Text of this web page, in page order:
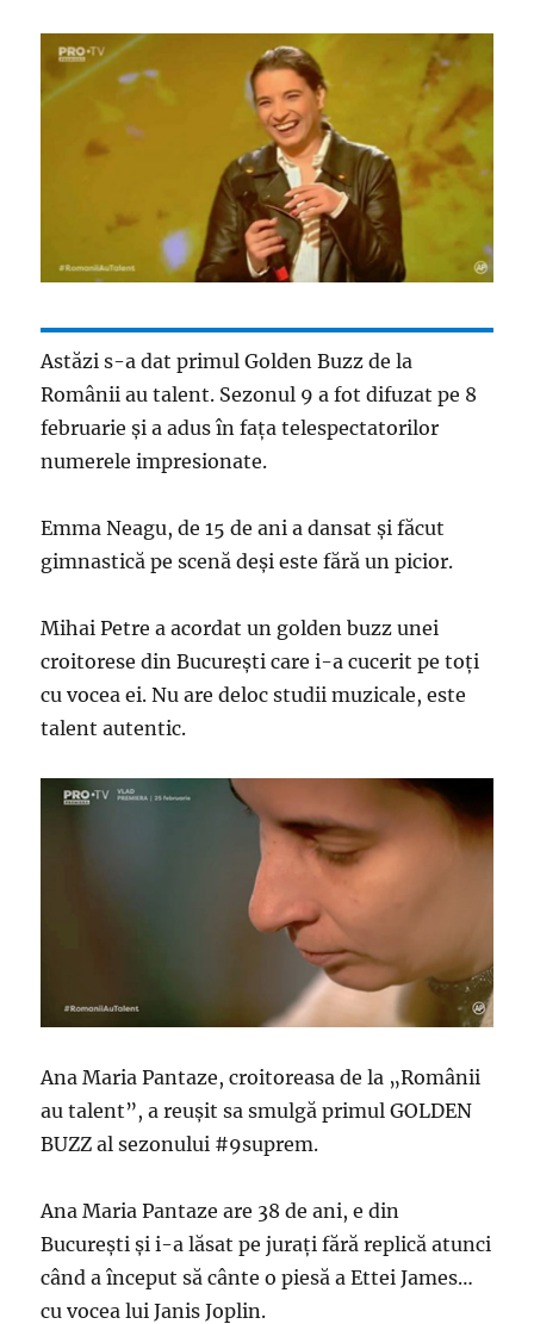
Astăzi s-a dat primul Golden Buzz de la
Românii au talent. Sezonul 9 a fot difuzat pe 8
februarie și a adus în fața telespectatorilor
numerele impresionate.
Emma Neagu, de 15 de ani a dansat și făcut
gimnastică pe scenă deși este fără un picior.
Mihai Petre a acordat un golden buzz unei
croitorese din București care i-a cucerit pe toți
cu vocea ei. Nu are deloc studii muzicale, este
talent autentic.
Ana Maria Pantaze, croitoreasa de la „Românii
au talent”, a reușit sa smulgă primul GOLDEN
BUZZ al sezonului #9suprem.
Ana Maria Pantaze are 38 de ani, e din
București și i-a lăsat pe jurați fără replică atunci
când a început să cânte o piesă a Ettei James…
cu vocea lui Janis Joplin.